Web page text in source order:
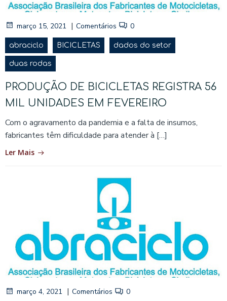
março 15, 2021 | Comentários 0
abraciclo BICICLETAS dados do setor
duas rodas
PRODUÇÃO DE BICICLETAS REGISTRA 56
MIL UNIDADES EM FEVEREIRO
Com o agravamento da pandemia e a falta de insumos,
fabricantes têm dificuldade para atender à […]
Ler Mais
março 4, 2021 | Comentários 0